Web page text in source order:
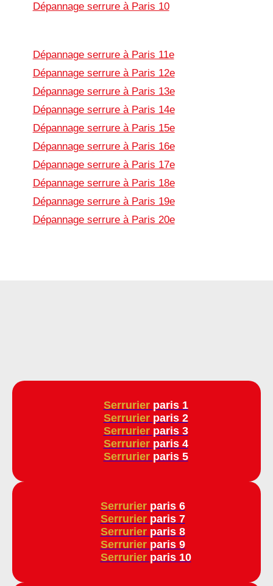
Dépannage serrure à Paris 10
Dépannage serrure à Paris 11e
Dépannage serrure à Paris 12e
Dépannage serrure à Paris 13e
Dépannage serrure à Paris 14e
Dépannage serrure à Paris 15e
Dépannage serrure à Paris 16e
Dépannage serrure à Paris 17e
Dépannage serrure à Paris 18e
Dépannage serrure à Paris 19e
Dépannage serrure à Paris 20e
Serrurier paris 1
Serrurier paris 2
Serrurier paris 3
Serrurier paris 4
Serrurier paris 5
Serrurier paris 6
Serrurier paris 7
Serrurier paris 8
Serrurier paris 9
Serrurier paris 10